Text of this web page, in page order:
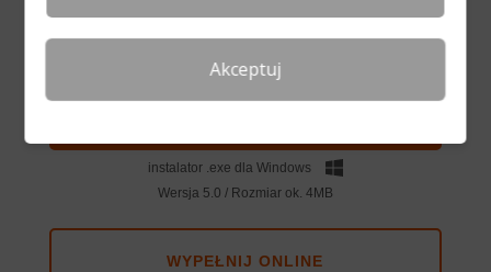
Program do PIT
instalator .exe dla Windows
Wersja 5.0 / Rozmiar ok. 4MB
WYPEŁNIJ ONLINE
Akceptuj